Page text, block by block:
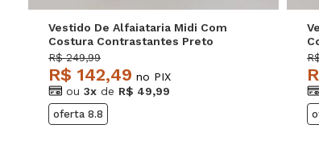
Vestido De Alfaiataria Midi Com
Costura Contrastantes Preto
Salvatore
R$ 249,99
R$ 142,49 no PIX
ou 3x de R$ 49,99
oferta 8.8